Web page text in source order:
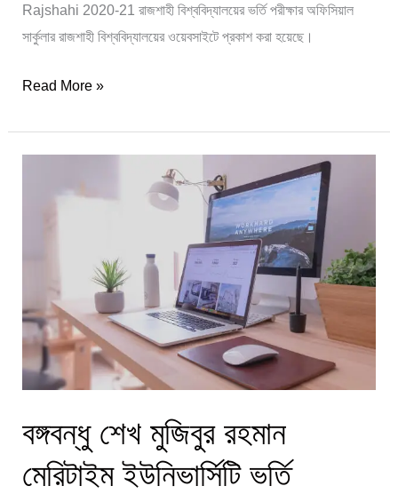
Rajshahi 2020-21 রাজশাহী বিশ্ববিদ্যালয়ের ভর্তি পরীক্ষার অফিসিয়াল
সার্কুলার রাজশাহী বিশ্ববিদ্যালয়ের ওয়েবসাইটে প্রকাশ করা হয়েছে।
Read More »
বঙ্গবন্ধু শেখ মুজিবুর রহমান
মেরিটাইম ইউনিভার্সিটি ভর্তি
ইউনিভার্সিটি
ভর্তি
বিজ্ঞপ্তি
২০২১